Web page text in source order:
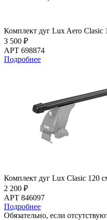
Комплект дуг Lux Aero Clasic
3 500 ₽
АРТ 698874
Подробнее
Комплект дуг Lux Clasic 120
2 200 ₽
АРТ 846097
Подробнее
Обязательно, если